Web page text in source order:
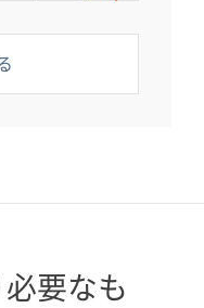
要なも